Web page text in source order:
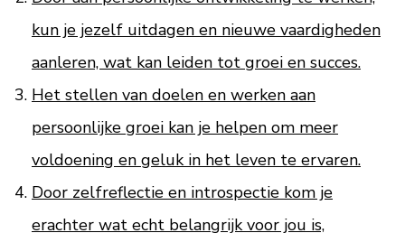
kun je jezelf uitdagen en nieuwe vaardigheden
aanleren, wat kan leiden tot groei en succes.
Het stellen van doelen en werken aan
persoonlijke groei kan je helpen om meer
voldoening en geluk in het leven te ervaren.
Door zelfreflectie en introspectie kom je
erachter wat echt belangrijk voor jou is,